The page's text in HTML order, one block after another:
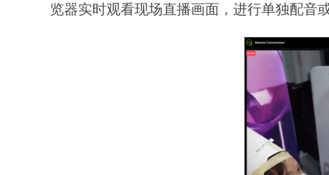
览器实时观看现场直播画面，进行单独配音